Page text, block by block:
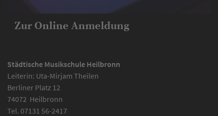
Zur Online Anmeldung
Städtische Musikschule Heilbronn
Leiterin: Uta-Mirjam Theilen
Berliner Platz 12
74072 Heilbronn
Tel. 07131 56-2417